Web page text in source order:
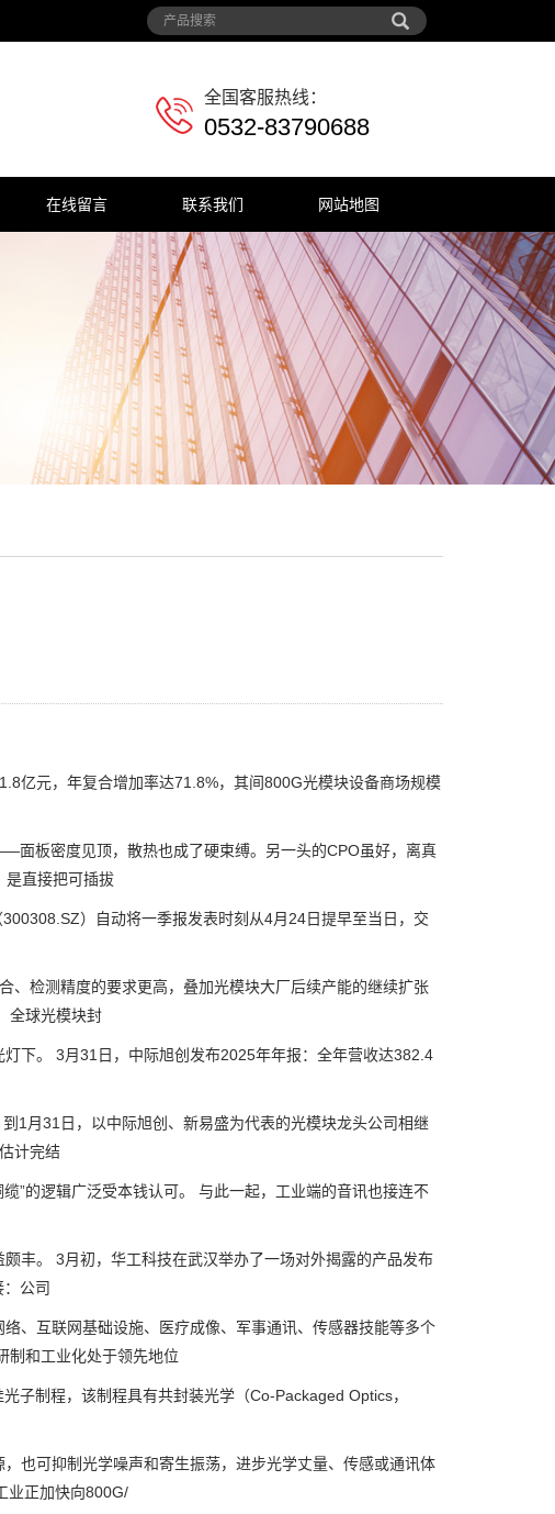
全国客服热线：
0532-83790688
在线留言 联系我们 网站地图
元，年复合增加率达71.8%，其间800G光模块设备商场规模
板密度见顶，散热也成了硬束缚。另一头的CPO虽好，离真
是直接把可插拔
）自动将一季报发表时刻从4月24日提早至当日，交
检测精度的要求更高，叠加光模块大厂后续产能的继续扩张
全球光模块封
。 3月31日，中际旭创发布2025年年报：全年营收达382.4
月31日，以中际旭创、新易盛为代表的光模块龙头公司相继
计完结
的逻辑广泛受本钱认可。 与此一起，工业端的音讯也接连不
。 3月初，华工科技在武汉举办了一场对外揭露的产品发布
公司
互联网基础设施、医疗成像、军事通讯、传感器技能等多个
制和工业化处于领先地位
制程，该制程具有共封装光学（Co-Packaged Optics，
可抑制光学噪声和寄生振荡，进步光学丈量、传感或通讯体
业正加快向800G/